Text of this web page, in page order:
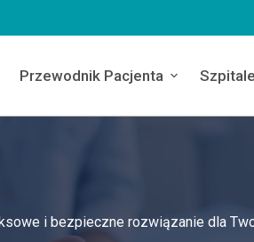
Przewodnik Pacjenta
i bezpieczne rozwiązanie dla